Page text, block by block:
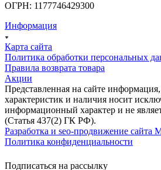
ОГРН: 1177746429300
Информация
Карта сайта
Политика обработки персональных
Правила возврата товара
Акции
Представленная на сайте
характеристик и наличия носит
информационный характер и не
(Статья 437(2) ГК РФ).
Разработка и seo-продвижение сайта
Политика конфиденциальности
Подписаться на рассылку